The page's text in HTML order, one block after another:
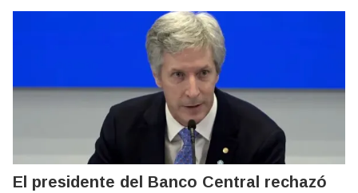
El presidente del Banco Central rechazó